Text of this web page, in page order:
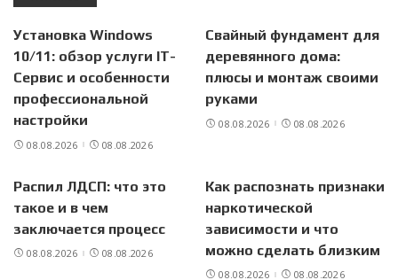
Установка Windows
10/11: обзор услуги IT-
Сервис и особенности
профессиональной
настройки
08.08.2026 08.08.2026
Свайный фундамент для
деревянного дома:
плюсы и монтаж своими
руками
08.08.2026 08.08.2026
Распил ЛДСП: что это
такое и в чем
заключается процесс
08.08.2026 08.08.2026
Как распознать признаки
наркотической
зависимости и что
можно сделать близким
08.08.2026 08.08.2026